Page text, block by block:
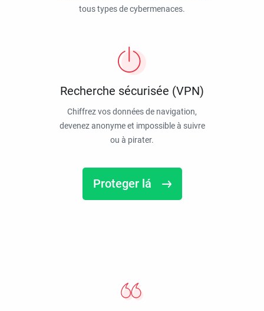
tous types de cybermenaces.
Recherche sécurisée (VPN)
Chiffrez vos données de navigation,
devenez anonyme et impossible à suivre
ou à pirater.
Proteger lá